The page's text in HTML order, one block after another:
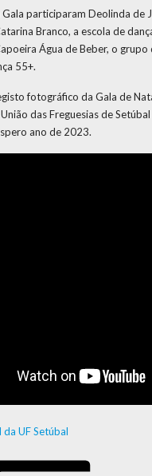
participaram Deolinda de
Branco, a escola de
Água de Beber, o
55+.
fotográfico da Gala de
das Freguesias de
ano de 2023.